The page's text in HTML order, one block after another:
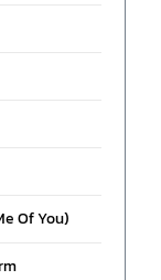
Of You)